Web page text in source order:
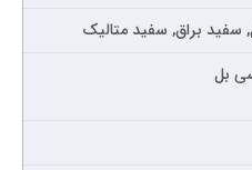
سفید براق, سفید متالیک